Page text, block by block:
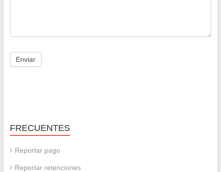
FRECUENTES
Reportar pago
Reportar retenciones